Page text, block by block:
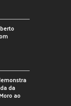
da
ao